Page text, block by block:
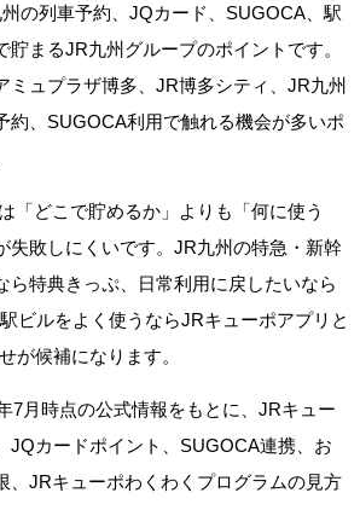
の列車予約、JQカード、SUGOCA、駅
貯まるJR九州グループのポイントです。
ミュプラザ博多、JR博多シティ、JR九州
約、SUGOCA利用で触れる機会が多いポ
「どこで貯めるか」よりも「何に使う
失敗しにくいです。JR九州の特急・新幹
ら特典きっぷ、日常利用に戻したいなら
ビルをよく使うならJRキューポアプリと
が候補になります。
7月時点の公式情報をもとに、JRキュー
JQカードポイント、SUGOCA連携、お
、JRキューポわくわくプログラムの見方